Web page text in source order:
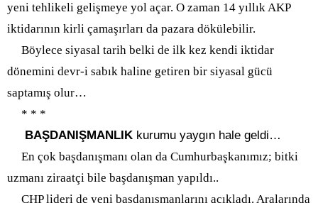
yeni tehlikeli gelişmeye yol açar. O zaman 14 yıllık AKP
iktidarının kirli çamaşırları da pazara dökülebilir.
Böylece siyasal tarih belki de ilk kez kendi iktidar
dönemini devr-i sabık haline getiren bir siyasal gücü
saptamış olur…
* * *
BAŞDANIŞMANLIK kurumu yaygın hale geldi…
En çok başdanışmanı olan da Cumhurbaşkanımız; bitki
uzmanı ziraatçi bile başdanışman yapıldı..
CHP lideri de yeni başdanışmanlarını açıkladı. Aralarında